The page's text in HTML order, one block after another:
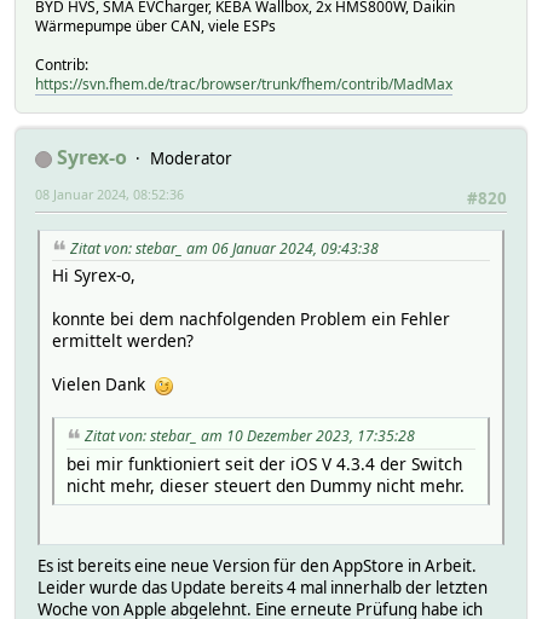
BYD HVS, SMA EVCharger, KEBA Wallbox, 2x HMS800W, Daikin
Wärmepumpe über CAN, viele ESPs
Contrib:
https://svn.fhem.de/trac/browser/trunk/fhem/contrib/MadMax
Syrex-o
Moderator
#820
08 Januar 2024, 08:52:36
Zitat von: stebar_ am 06 Januar 2024, 09:43:38
Hi Syrex-o,
konnte bei dem nachfolgenden Problem ein Fehler
ermittelt werden?
Vielen Dank
Zitat von: stebar_ am 10 Dezember 2023, 17:35:28
bei mir funktioniert seit der iOS V 4.3.4 der Switch
nicht mehr, dieser steuert den Dummy nicht mehr.
Es ist bereits eine neue Version für den AppStore in Arbeit.
Leider wurde das Update bereits 4 mal innerhalb der letzten
Woche von Apple abgelehnt. Eine erneute Prüfung habe ich